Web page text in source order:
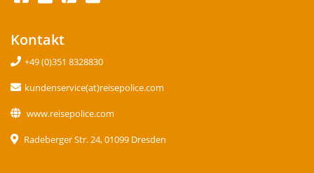
Kontakt
+49 (0)351 8328830
kundenservice(at)reisepolice.com
www.reisepolice.com
Radeberger Str. 24, 01099 Dresden